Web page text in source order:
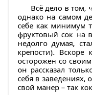
Всё дело в том,
однако на самом
себе как минимум
фруктовый сок на
недолго думая,
крепости).
осторожен со
он рассказал
себя в
свой манер – так